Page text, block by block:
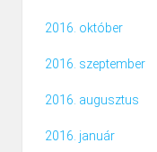
2016. október
2016. szeptember
2016. augusztus
2016. január